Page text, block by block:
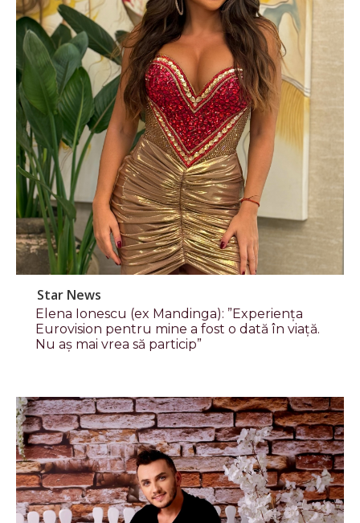
Star News
Elena Ionescu (ex Mandinga): ”Experiența
Eurovision pentru mine a fost o dată în viață.
Nu aș mai vrea să particip”